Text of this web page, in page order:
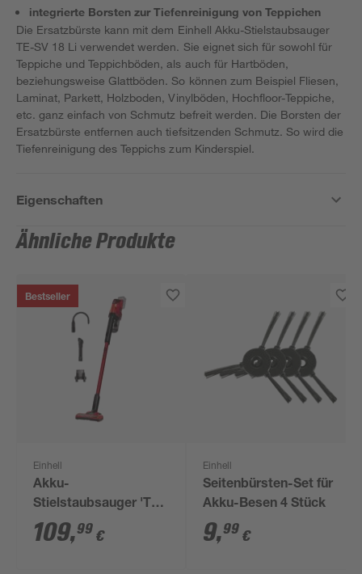
integrierte Borsten zur Tiefenreinigung von Teppichen
Die Ersatzbürste kann mit dem Einhell Akku-Stielstaubsauger
TE-SV 18 Li verwendet werden. Sie eignet sich für sowohl für
Teppiche und Teppichböden, als auch für Hartböden,
beziehungsweise Glattböden. So können zum Beispiel Fliesen,
Laminat, Parkett, Holzboden, Vinylböden, Hochfloor-Teppiche,
etc. ganz einfach von Schmutz befreit werden. Die Borsten der
Ersatzbürste entfernen auch tiefsitzenden Schmutz. So wird die
Tiefenreinigung des Teppichs zum Kinderspiel.
Eigenschaften
Ähnliche Produkte
Bestseller
Einhell
Akku-
Stielstaubsauger 'TE-
SV 18 Li-Solo' 18 V
109,99 €
Einhell
Seitenbürsten-Set für
Akku-Besen 4 Stück
9,99 €